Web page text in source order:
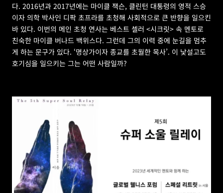
다. 2016년과 2017년에는 마이클 잭슨, 클린턴 대통령의 영적 스승
이자 의학 박사인 디팍 초프라를 초청해 사회적으로 큰 반향을 일으킨
바 있다. 이번의 메인 초청 연사는 베스트 셀러 <시크릿> 속 멘토로
친숙한 마이클 버나드 백위스다. 그런데 그의 이력 중에 눈길을 멈추
게 하는 문구가 있다. ‘명상가이자 종교를 초월한 목사’. 이 낯설고도
호기심을 일으키는 그는 어떤 사람일까?